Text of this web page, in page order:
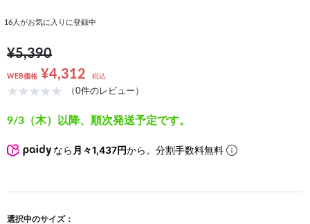
16 人がお気に入りに登録中
¥5,390
WEB価格 ¥4,312 税込
（0件のレビュー）
9/3（木）以降、順次発送予定です。
なら 月々1,437円から。分割手数料無料
選択中のサイズ：